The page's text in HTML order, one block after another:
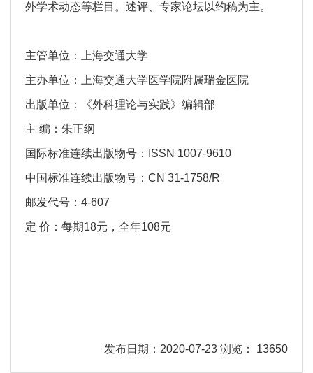
外学术动态等栏目。述评、专家论坛以约稿为主。
主管单位：上海交通大学
主办单位：上海交通大学医学院附属瑞金医院
出版单位：《外科理论与实践》编辑部
主 编：朱正纲
国际标准连续出版物号 ： ISSN 1007-9610
中国标准连续出版物号： CN 31-1758/R
邮发代号： 4-607
定 价：每期18元，全年108元
发布日期：2020-07-23 浏览： 13650